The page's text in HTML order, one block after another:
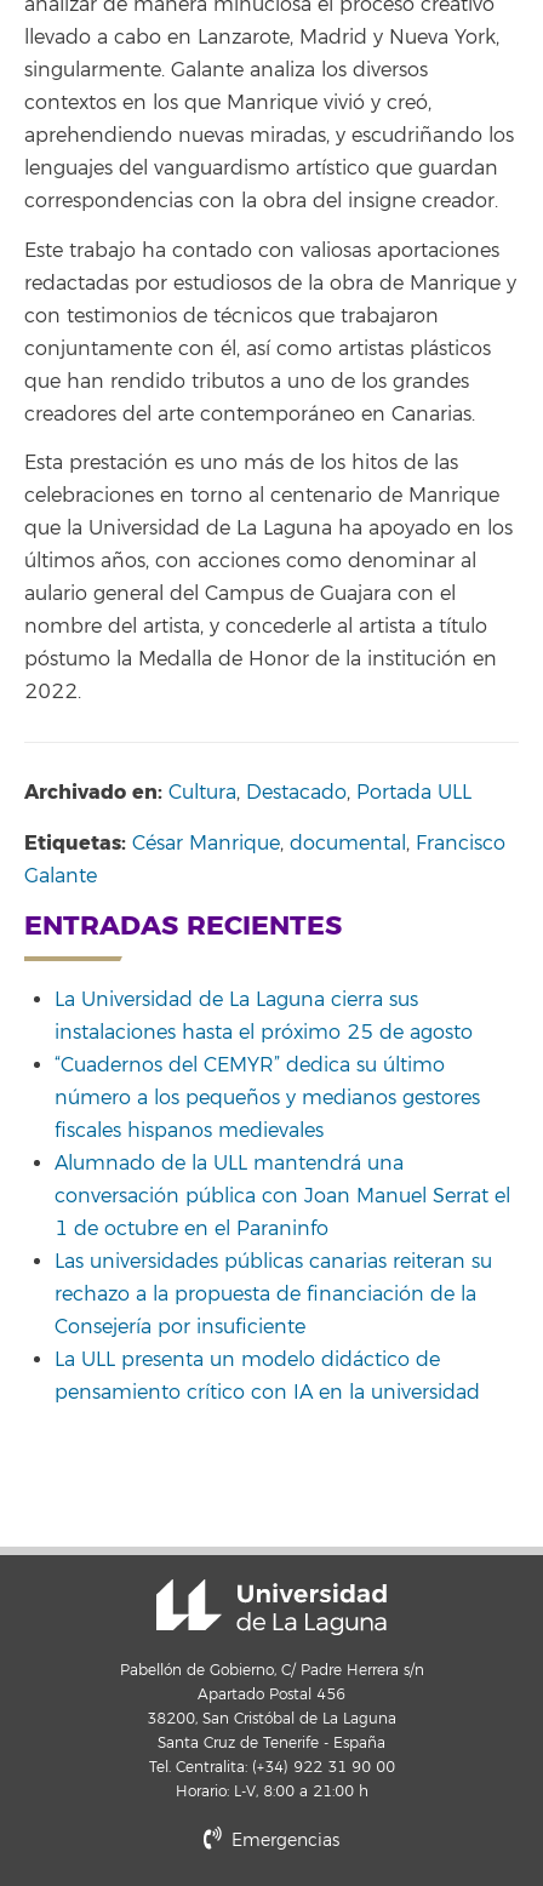
analizar de manera minuciosa el proceso creativo
llevado a cabo en Lanzarote, Madrid y Nueva York,
singularmente. Galante analiza los diversos
contextos en los que Manrique vivió y creó,
aprehendiendo nuevas miradas, y escudriñando los
lenguajes del vanguardismo artístico que guardan
correspondencias con la obra del insigne creador.
Este trabajo ha contado con valiosas aportaciones
redactadas por estudiosos de la obra de Manrique y
con testimonios de técnicos que trabajaron
conjuntamente con él, así como artistas plásticos
que han rendido tributos a uno de los grandes
creadores del arte contemporáneo en Canarias.
Esta prestación es uno más de los hitos de las
celebraciones en torno al centenario de Manrique
que la Universidad de La Laguna ha apoyado en los
últimos años, con acciones como denominar al
aulario general del Campus de Guajara con el
nombre del artista, y concederle al artista a título
póstumo la Medalla de Honor de la institución en
2022.
Archivado en: Cultura, Destacado, Portada ULL
Etiquetas: César Manrique, documental , Francisco
Galante
ENTRADAS RECIENTES
La Universidad de La Laguna cierra sus
instalaciones hasta el próximo 25 de agosto
“Cuadernos del CEMYR” dedica su último
número a los pequeños y medianos gestores
fiscales hispanos medievales
Alumnado de la ULL mantendrá una
conversación pública con Joan Manuel Serrat el
1 de octubre en el Paraninfo
Las universidades públicas canarias reiteran su
rechazo a la propuesta de financiación de la
Consejería por insuficiente
La ULL presenta un modelo didáctico de
pensamiento crítico con IA en la universidad
Pabellón de Gobierno, C/ Padre Herrera s/n
Apartado Postal 456
38200, San Cristóbal de La Laguna
Santa Cruz de Tenerife - España
Tel. Centralita: (+34) 922 31 90 00
Horario: L-V, 8:00 a 21:00 h
Emergencias